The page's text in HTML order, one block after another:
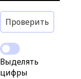
Проверить
Выделять
цифры